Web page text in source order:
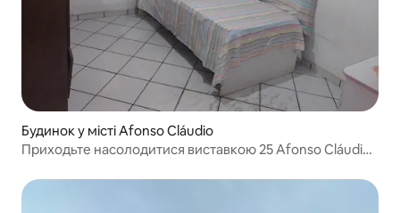
Будинок у місті Afonso Cláudio
Приходьте насолодитися виставкою 25 Afonso Cláudio